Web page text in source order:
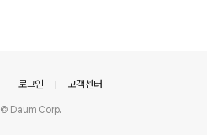
로그인 고객센터
© Daum Corp.